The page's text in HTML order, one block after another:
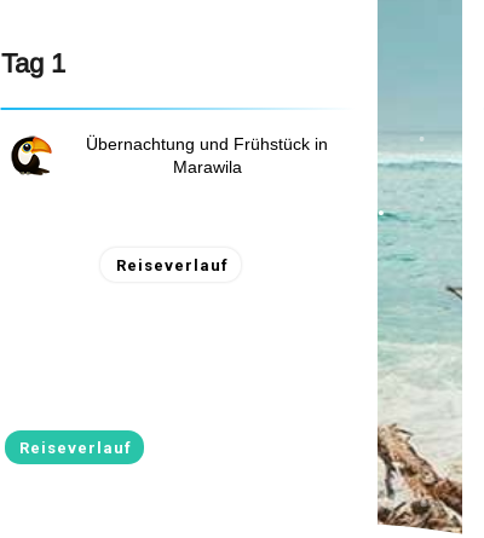
Tag 1
Übernachtung und Frühstück in
Marawila
Reiseverlauf
Reiseverlauf